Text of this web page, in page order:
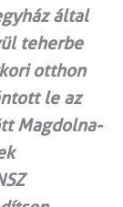
által
teherbe
otthon
le az
Magdolna-